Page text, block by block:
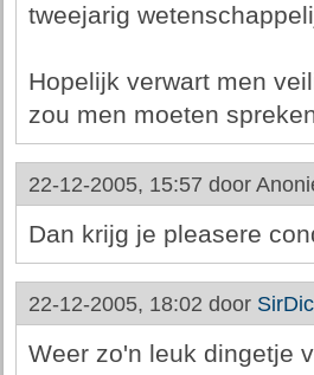
tweejarig
Hopelijk verwart men
zou men moeten
22-12-2005, 15:57 door
Dan krijg je pleasere
22-12-2005, 18:02 door
Weer zo'n leuk dingetje